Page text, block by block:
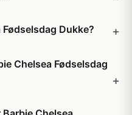
Dukke?
Chelsea Fødselsdag